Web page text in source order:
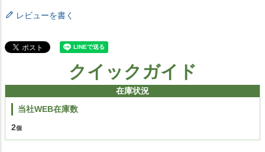
レビューを書く
クイックガイド
在庫状況
当社WEB在庫数
2